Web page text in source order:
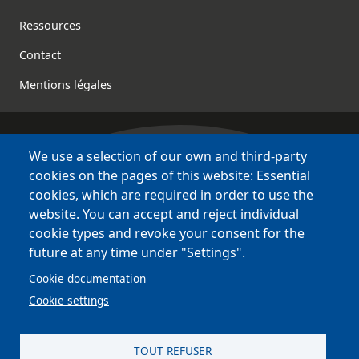
Footer
Ressources
Contact
Mentions légales
Bretagne Culture Diversité
des sites variés !
Sites
BCD
Bazhvalan
Bécédia
BED
PCI
We use a selection of our own and third-party
cookies on the pages of this website: Essential
cookies, which are required in order to use the
website. You can accept and reject individual
cookie types and revoke your consent for the
future at any time under "Settings".
Cookie documentation
Cookie settings
TOUT REFUSER